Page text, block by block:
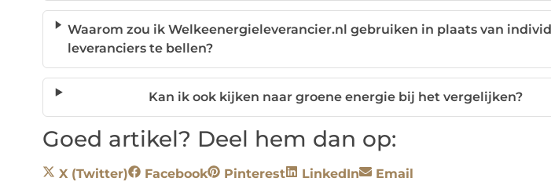
Waarom zou ik Welkeenergieleverancier.nl gebruiken in plaats van
leveranciers te bellen?
Kan ik ook kijken naar groene energie bij het vergelijken?
Goed artikel? Deel hem dan op:
X (Twitter) Facebook Pinterest LinkedIn Email